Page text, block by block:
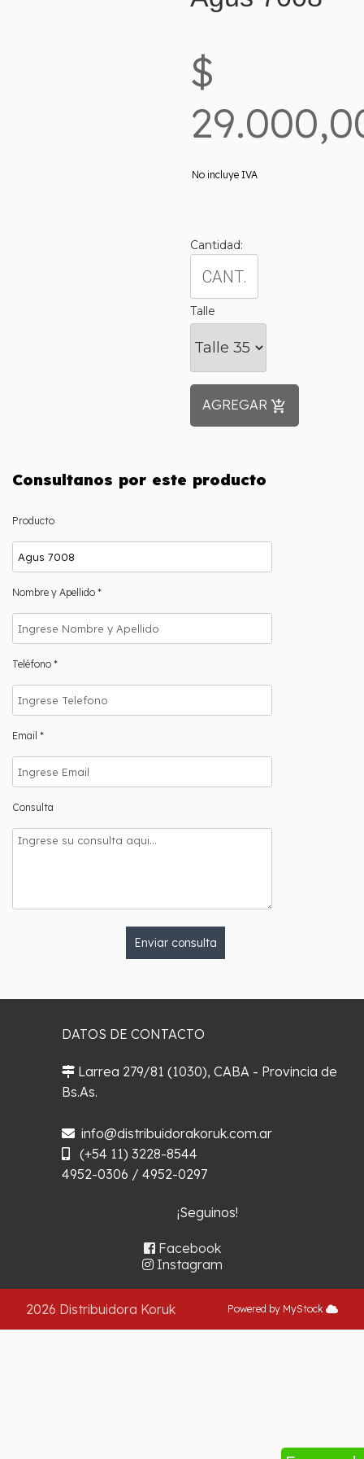
$
No incluye IVA
Cantidad:
Talle
AGREGARadd_shopping_cart
Consultanos por este producto
Producto
Nombre y Apellido *
Teléfono *
Email *
Consulta
Enviar consulta
DATOS DE CONTACTO
Larrea 279/81 (1030), CABA - Provincia de
Bs.As.
info@distribuidorakoruk.com.ar
(+54 11) 3228-8544
4952-0306 / 4952-0297
¡Seguinos!
Facebook
Instagram
2026 Distribuidora Koruk Powered by MyStock